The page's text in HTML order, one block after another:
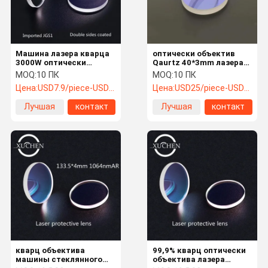
Объектив лазера оптически
оптически объектив
Qaurtz 40*3mm лазера
532 1064nmAR для
машины лазера
MOQ:10 ПК
Цена:USD25/piece-USD15/piece
Лучшая
контакт
Машина лазера кварца
3000W оптически
объектива 532nmAR
JGS1 лазера Plano
25.4*3mm
MOQ:10 ПК
Цена:USD7.9/piece-USD5.8/piece
Лучшая
контакт
99,9% кварц оптически
объектива лазера
кварц объектива
машины стеклянного